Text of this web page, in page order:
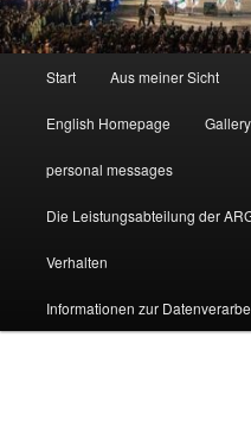
Start Aus meiner Sicht
English Homepage Gallery
personal messages
Die Leistungsabteilung der
Verhalten
Informationen zur